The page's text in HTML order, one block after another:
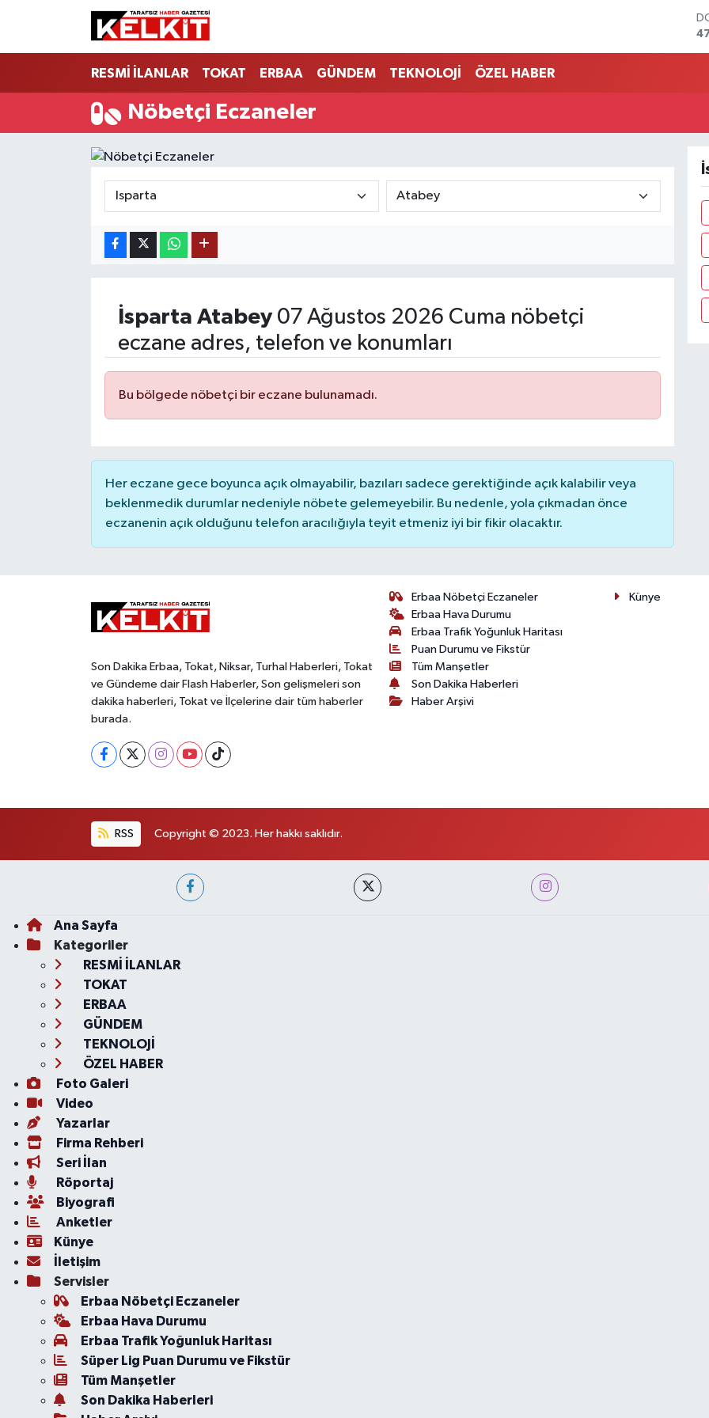
RESMİ İLANLAR TOKAT ERBAA GÜNDEM TEKNOLOJİ ÖZEL HABER
Nöbetçi Eczaneler
İsparta Atabey07 Ağustos 2026 Cuma nöbetçi
eczane adres, telefon ve konumları
Bu bölgede nöbetçi bir eczane bulunamadı.
Her eczane gece boyunca açık olmayabilir, bazıları sadece gerektiğinde açık kalabilir veya
beklenmedik durumlar nedeniyle nöbete gelemeyebilir. Bu nedenle, yola çıkmadan önce
eczanenin açık olduğunu telefon aracılığıyla teyit etmeniz iyi bir fikir olacaktır.
Son Dakika Erbaa, Tokat, Niksar, Turhal Haberleri, Tokat
ve Gündeme dair Flash Haberler, Son gelişmeleri son
dakika haberleri, Tokat ve İlçelerine dair tüm haberler
burada.
Erbaa Nöbetçi Eczaneler
Erbaa Hava Durumu
Erbaa Trafik Yoğunluk Haritası
Puan Durumu ve Fikstür
Tüm Manşetler
Son Dakika Haberleri
Haber Arşivi
Künye
RSS Copyright © 2023. Her hakkı saklıdır.
Ana Sayfa
Kategoriler
RESMİ İLANLAR
TOKAT
ERBAA
GÜNDEM
TEKNOLOJİ
ÖZEL HABER
Foto Galeri
Video
Yazarlar
Firma Rehberi
Seri İlan
Röportaj
Biyografi
Anketler
Künye
İletişim
Servisler
Erbaa Nöbetçi Eczaneler
Erbaa Hava Durumu
Erbaa Trafik Yoğunluk Haritası
Süper Lig Puan Durumu ve Fikstür
Tüm Manşetler
Son Dakika Haberleri